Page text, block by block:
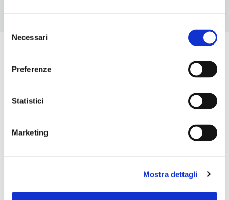
delNecessari
Preferenze
Statistici
Marketing
Mostra dettagli